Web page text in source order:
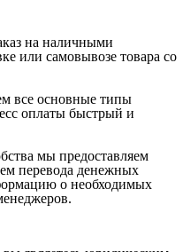
на наличными
или самовывозе товара со
все основные типы
оплаты быстрый и
мы предоставляем
перевода денежных
о необходимых